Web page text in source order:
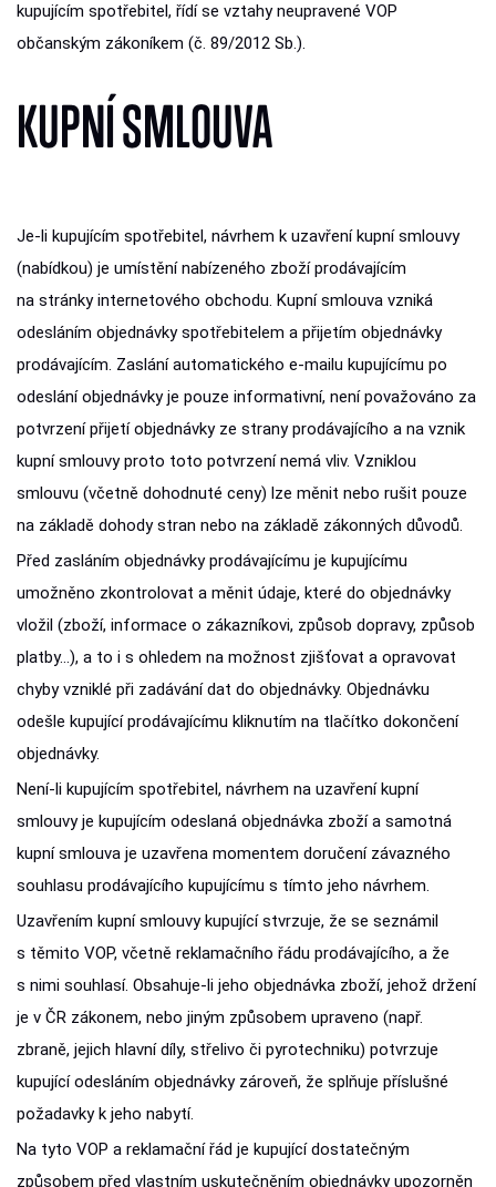
kupujícím spotřebitel, řídí se vztahy neupravené VOP
občanským zákoníkem (č. 89/2012 Sb.).
KUPNÍ SMLOUVA
Je-li kupujícím spotřebitel, návrhem k uzavření kupní smlouvy
(nabídkou) je umístění nabízeného zboží prodávajícím
na stránky internetového obchodu. Kupní smlouva vzniká
odesláním objednávky spotřebitelem a přijetím objednávky
prodávajícím. Zaslání automatického e-mailu kupujícímu po
odeslání objednávky je pouze informativní, není považováno za
potvrzení přijetí objednávky ze strany prodávajícího a na vznik
kupní smlouvy proto toto potvrzení nemá vliv. Vzniklou
smlouvu (včetně dohodnuté ceny) lze měnit nebo rušit pouze
na základě dohody stran nebo na základě zákonných důvodů.
Před zasláním objednávky prodávajícímu je kupujícímu
umožněno zkontrolovat a měnit údaje, které do objednávky
vložil (zboží, informace o zákazníkovi, způsob dopravy, způsob
platby…), a to i s ohledem na možnost zjišťovat a opravovat
chyby vzniklé při zadávání dat do objednávky. Objednávku
odešle kupující prodávajícímu kliknutím na tlačítko dokončení
objednávky.
Není-li kupujícím spotřebitel, návrhem na uzavření kupní
smlouvy je kupujícím odeslaná objednávka zboží a samotná
kupní smlouva je uzavřena momentem doručení závazného
souhlasu prodávajícího kupujícímu s tímto jeho návrhem.
Uzavřením kupní smlouvy kupující stvrzuje, že se seznámil
s těmito VOP, včetně reklamačního řádu prodávajícího, a že
s nimi souhlasí. Obsahuje-li jeho objednávka zboží, jehož držení
je v ČR zákonem, nebo jiným způsobem upraveno (např.
zbraně, jejich hlavní díly, střelivo či pyrotechniku) potvrzuje
kupující odesláním objednávky zároveň, že splňuje příslušné
požadavky k jeho nabytí.
Na tyto VOP a reklamační řád je kupující dostatečným
způsobem před vlastním uskutečněním objednávky upozorněn